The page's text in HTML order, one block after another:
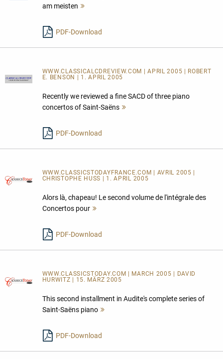
am meisten
PDF-Download
WWW.CLASSICALCDREVIEW.COM | APRIL 2005 | ROBERT
E. BENSON | 1. APRIL 2005
Recently we reviewed a fine SACD of three piano
concertos of Saint-Saëns
PDF-Download
WWW.CLASSICSTODAYFRANCE.COM | AVRIL 2005 |
CHRISTOPHE HUSS | 1. APRIL 2005
Alors là, chapeau! Le second volume de l'intégrale des
Concertos pour
PDF-Download
WWW.CLASSICSTODAY.COM | MARCH 2005 | DAVID
HURWITZ | 15. MÄRZ 2005
This second installment in Audite's complete series of
Saint-Saëns piano
PDF-Download